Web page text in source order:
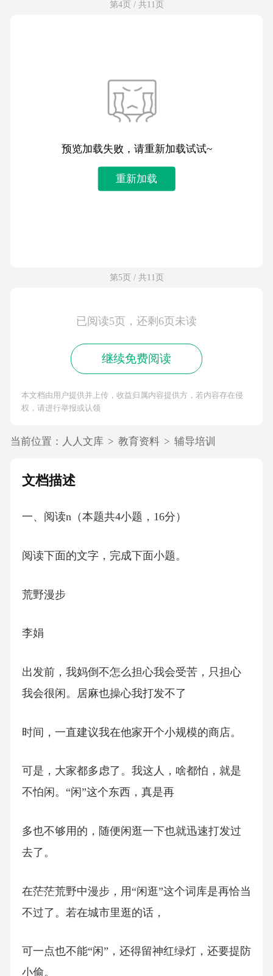
第4页 / 共11页
预览加载失败，请重新加载试试~
重新加载
第5页 / 共11页
已阅读5页，还剩6页未读
继续免费阅读
本文档由用户提供并上传，收益归属内容提供方，若内容存在侵
权，请进行举报或认领
当前位置： 人人文库 > 教育资料 > 辅导培训
文档描述
一、阅读n（本题共4小题，16分）
阅读下面的文字，完成下面小题。
荒野漫步
李娟
出发前，我妈倒不怎么担心我会受苦，只担心
我会很闲。居麻也操心我打发不了
时间，一直建议我在他家开个小规模的商店。
可是，大家都多虑了。我这人，啥都怕，就是
不怕闲。“闲”这个东西，真是再
多也不够用的，随便闲逛一下也就迅速打发过
去了。
在茫茫荒野中漫步，用“闲逛”这个词库是再恰当
不过了。若在城市里逛的话，
可一点也不能“闲”，还得留神红绿灯，还要提防
小偷。